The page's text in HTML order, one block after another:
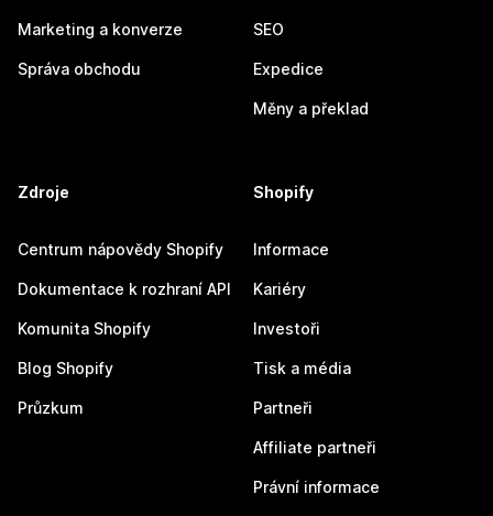
Marketing a konverze
Správa obchodu
SEO
Expedice
Měny a překlad
Zdroje
Centrum nápovědy Shopify
Dokumentace k rozhraní API
Komunita Shopify
Blog Shopify
Průzkum
Shopify
Informace
Kariéry
Investoři
Tisk a média
Partneři
Affiliate partneři
Právní informace